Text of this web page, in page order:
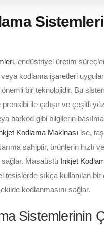
Sistemleri
, endüstriyel üretim
kodlama işaretleri
bir teknolojidir. Bu
ile çalışır ve çeşitli
barkod gibi bilgilerin
Kodlama Makinası ise,
sahiptir, ürünlerin hızlı
sağlar. Masaüstü Inkjet
tesislerde sıkça kullanılan bir
kodlanmasını sağlar.
Sistemlerinin